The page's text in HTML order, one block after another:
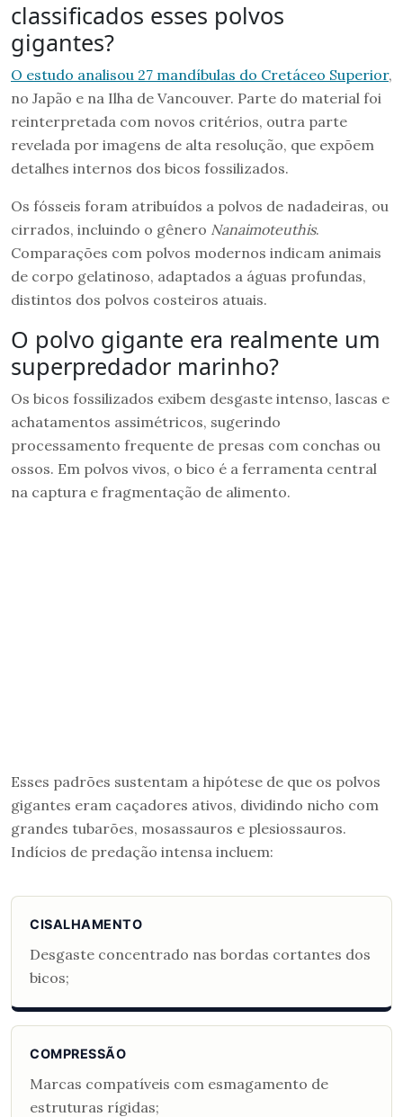
classificados esses polvos
gigantes?
O estudo analisou 27 mandíbulas do Cretáceo Superior,
no Japão e na Ilha de Vancouver. Parte do material foi
reinterpretada com novos critérios, outra parte
revelada por imagens de alta resolução, que expõem
detalhes internos dos bicos fossilizados.
Os fósseis foram atribuídos a polvos de nadadeiras, ou
cirrados, incluindo o gênero Nanaimoteuthis.
Comparações com polvos modernos indicam animais
de corpo gelatinoso, adaptados a águas profundas,
distintos dos polvos costeiros atuais.
O polvo gigante era realmente um
superpredador marinho?
Os bicos fossilizados exibem desgaste intenso, lascas e
achatamentos assimétricos, sugerindo
processamento frequente de presas com conchas ou
ossos. Em polvos vivos, o bico é a ferramenta central
na captura e fragmentação de alimento.
Esses padrões sustentam a hipótese de que os polvos
gigantes eram caçadores ativos, dividindo nicho com
grandes tubarões, mosassauros e plesiossauros.
Indícios de predação intensa incluem:
CISALHAMENTO
Desgaste concentrado nas bordas cortantes dos
bicos;
COMPRESSÃO
Marcas compatíveis com esmagamento de
estruturas rígidas;